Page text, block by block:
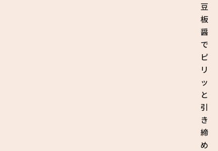
豆
板
醤
で
ピ
リ
ッ
と
引
き
締
め